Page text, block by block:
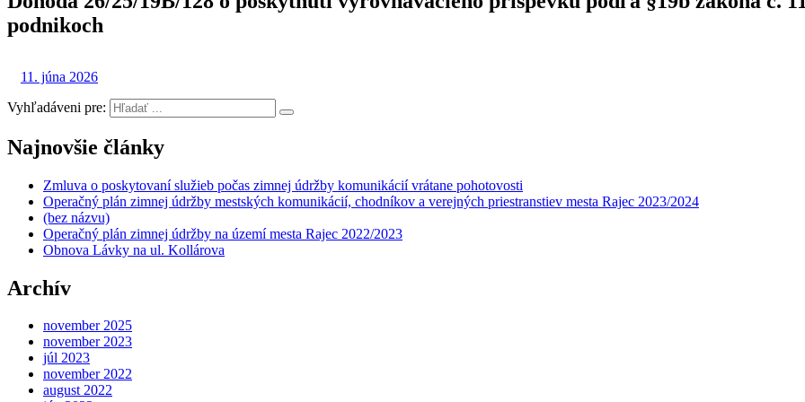
podnikoch
11. júna 2026
Vyhľadáveni pre:
Najnovšie články
Zmluva o poskytovaní služieb počas zimnej údržby komunikácií vrátane pohotovosti
Operačný plán zimnej údržby mestských komunikácií, chodníkov a verejných priestranstiev mesta Rajec 2023/2024
(bez názvu)
Operačný plán zimnej údržby na území mesta Rajec 2022/2023
Obnova Lávky na ul. Kollárova
Archív
november 2025
november 2023
júl 2023
november 2022
august 2022